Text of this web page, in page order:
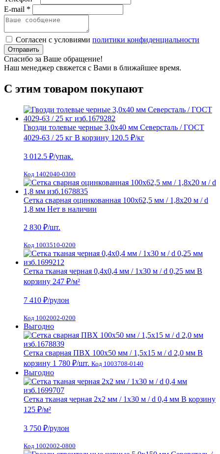
E-mail *
Согласен с условиями политики конфиденциальности
Отправить
Спасибо за Ваше обращение!
Наш менеджер свяжется с Вами в ближайшее время.
С этим товаром покупают
Гвозди толевые черные 3,0х40 мм Северсталь / ГОСТ
4029-63 / 25 кг В корзину 120.5 ₽/кг
3 012.5 ₽/упак.
Код 1402040-0300
Сетка сварная оцинкованная 100х62,5 мм / 1,8х20 м / d
1,8 мм Нет в наличии
2 830 ₽/шт.
Код 1003510-0200
Сетка тканая черная 0,4х0,4 мм / 1х30 м / d 0,25 мм В
корзину 247 ₽/м²
7 410 ₽/рулон
Код 1002002-0200
Выгодно
Сетка сварная ПВХ 100х50 мм / 1,5х15 м / d 2,0 мм В
корзину 1 780 ₽/шт. Код 1003708-0140
Выгодно
Сетка тканая черная 2х2 мм / 1х30 м / d 0,4 мм В корзину
125 ₽/м²
3 750 ₽/рулон
Код 1002002-0800